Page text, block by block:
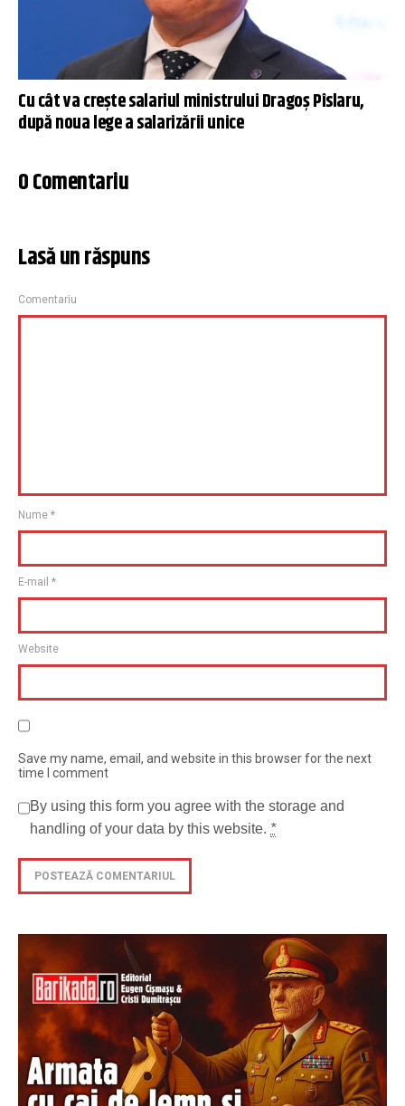
Cu cât va crește salariul ministrului Dragoș Pîslaru,
după noua lege a salarizării unice
0 Comentariu
Lasă un răspuns
Comentariu
Nume *
E-mail *
Website
Save my name, email, and website in this browser for the next
time I comment
By using this form you agree with the storage and
handling of your data by this website. *